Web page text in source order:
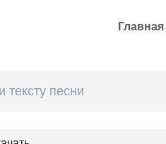
Главная